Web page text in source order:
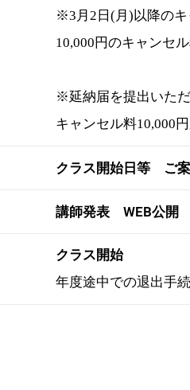
※3月2日(月)以降のキ
10,000円のキャンセ
※延納届を提出いた
キャンセル料10,000
クラス開始日等 ご
講師発表 WEB公開
クラス開始
年度途中での退出手